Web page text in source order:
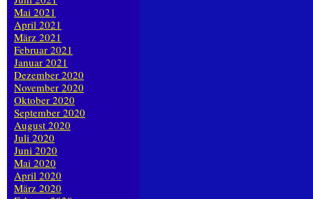
Mai 2021
April 2021
März 2021
Februar 2021
Januar 2021
Dezember 2020
November 2020
Oktober 2020
September 2020
August 2020
Juli 2020
Juni 2020
Mai 2020
April 2020
März 2020